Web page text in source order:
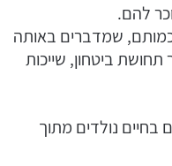
להם.
שמדברים באותה
תחושת ביטחון, שייכות
נולדים מתוך